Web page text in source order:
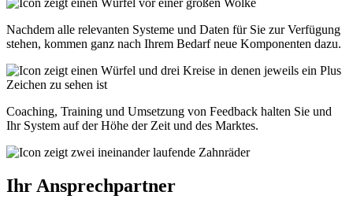
Nachdem alle relevanten Systeme und Daten für Sie zur Verfügung
stehen, kommen ganz nach Ihrem Bedarf neue Komponenten dazu.
Coaching, Training und Umsetzung von Feedback halten Sie und
Ihr System auf der Höhe der Zeit und des Marktes.
Ihr Ansprechpartner